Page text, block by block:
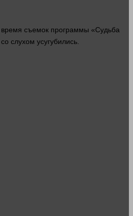
время съемок программы «Судьба
слухом усугубились.